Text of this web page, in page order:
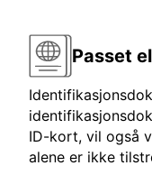
Passet
ID-kort, vil også
alene er ikke